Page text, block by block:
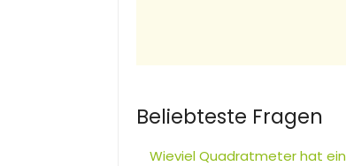
Beliebteste Fragen
Wieviel Quadratmeter hat ein